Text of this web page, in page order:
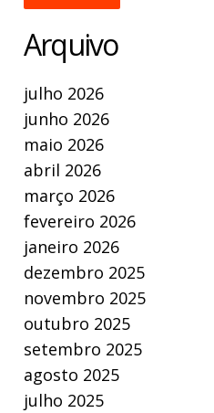
Arquivo
julho 2026
junho 2026
maio 2026
abril 2026
março 2026
fevereiro 2026
janeiro 2026
dezembro 2025
novembro 2025
outubro 2025
setembro 2025
agosto 2025
julho 2025